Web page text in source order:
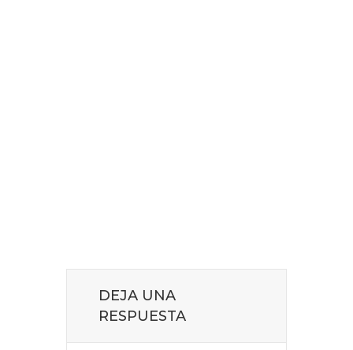
DEJA UNA
RESPUESTA